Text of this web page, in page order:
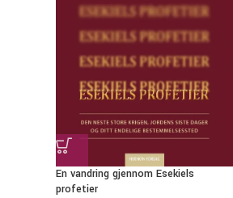
En vandring gjennom Esekiels
profetier